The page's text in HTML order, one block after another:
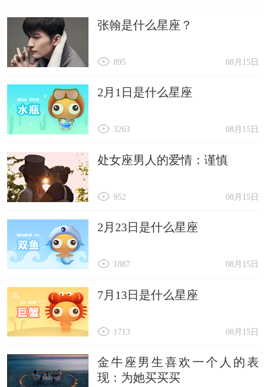
张翰是什么星座？
08月15日
895
2月1日是什么星座
08月15日
3263
处女座男人的爱情：谨慎
08月15日
952
2月23日是什么星座
08月15日
1887
7月13日是什么星座
08月15日
1713
金牛座男生喜欢一个人的表
现：为她买买买